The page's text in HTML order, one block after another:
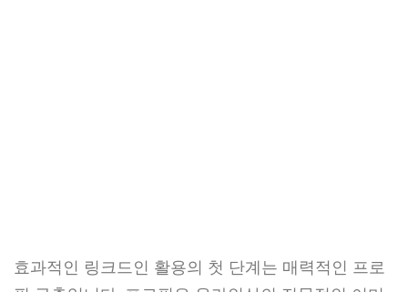
효과적인 링크드인 활용의 첫 단계는 매력적인 프로